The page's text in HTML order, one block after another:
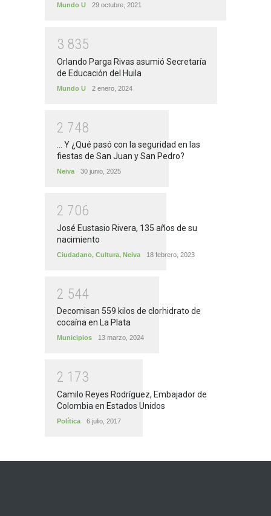
Mundo U 29 octubre, 2021
3 835
Orlando Parga Rivas asumió Secretaría
de Educación del Huila
Mundo U 2 enero, 2024
2 748
... Y ¿Qué pasó con la seguridad en las
fiestas de San Juan y San Pedro?
Neiva 30 junio, 2025
2 706
José Eustasio Rivera, 135 años de su
nacimiento
Ciudadano, Cultura, Neiva 18 febrero, 2023
2 544
Decomisan 559 kilos de clorhidrato de
cocaína en La Plata
Municipios 13 marzo, 2024
2 1 73
Camilo Reyes Rodríguez, Embajador de
Colombia en Estados Unidos
Política 6 julio, 2017